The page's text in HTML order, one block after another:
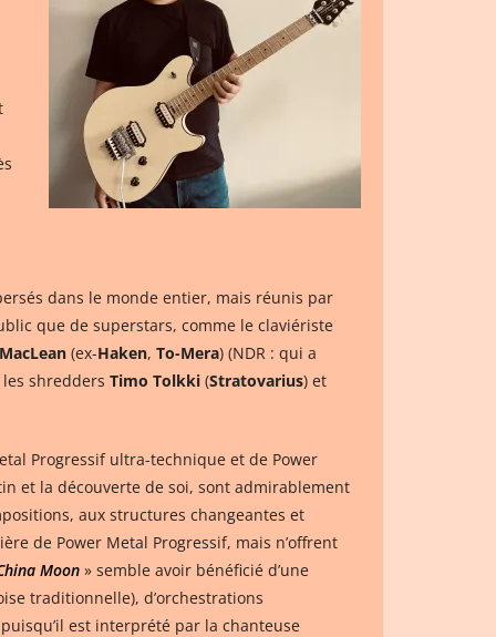
dans le monde entier, mais réunis par
que de superstars, comme le claviériste
(ex-Haken, To-Mera) (NDR : qui a
shredders Timo Tolkki (Stratovarius) et
Progressif ultra-technique et de Power
et la découverte de soi, sont admirablement
aux structures changeantes et
de Power Metal Progressif, mais n’offrent
Moon » semble avoir bénéficié d’une
traditionnelle), d’orchestrations
est interprété par la chanteuse